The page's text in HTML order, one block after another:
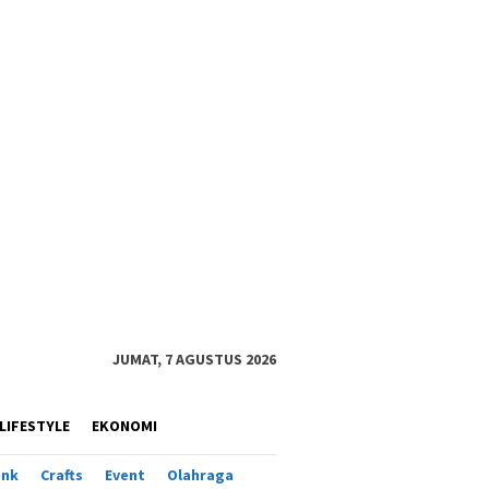
JUMAT, 7 AGUSTUS 2026
LIFESTYLE EKONOMI
Crafts Event Olahraga